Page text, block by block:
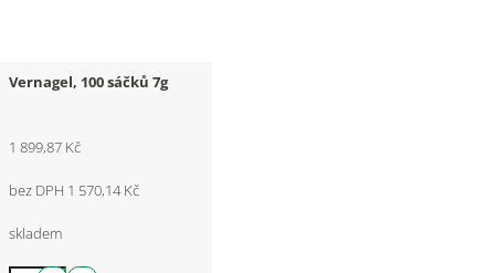
Vernagel, 100 sáčků 7g
1 899,87 Kč
bez DPH 1 570,14 Kč
skladem